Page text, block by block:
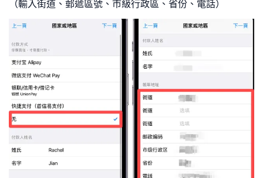
（輸入街道、郵遞區號、市級行政區、省份、電話）